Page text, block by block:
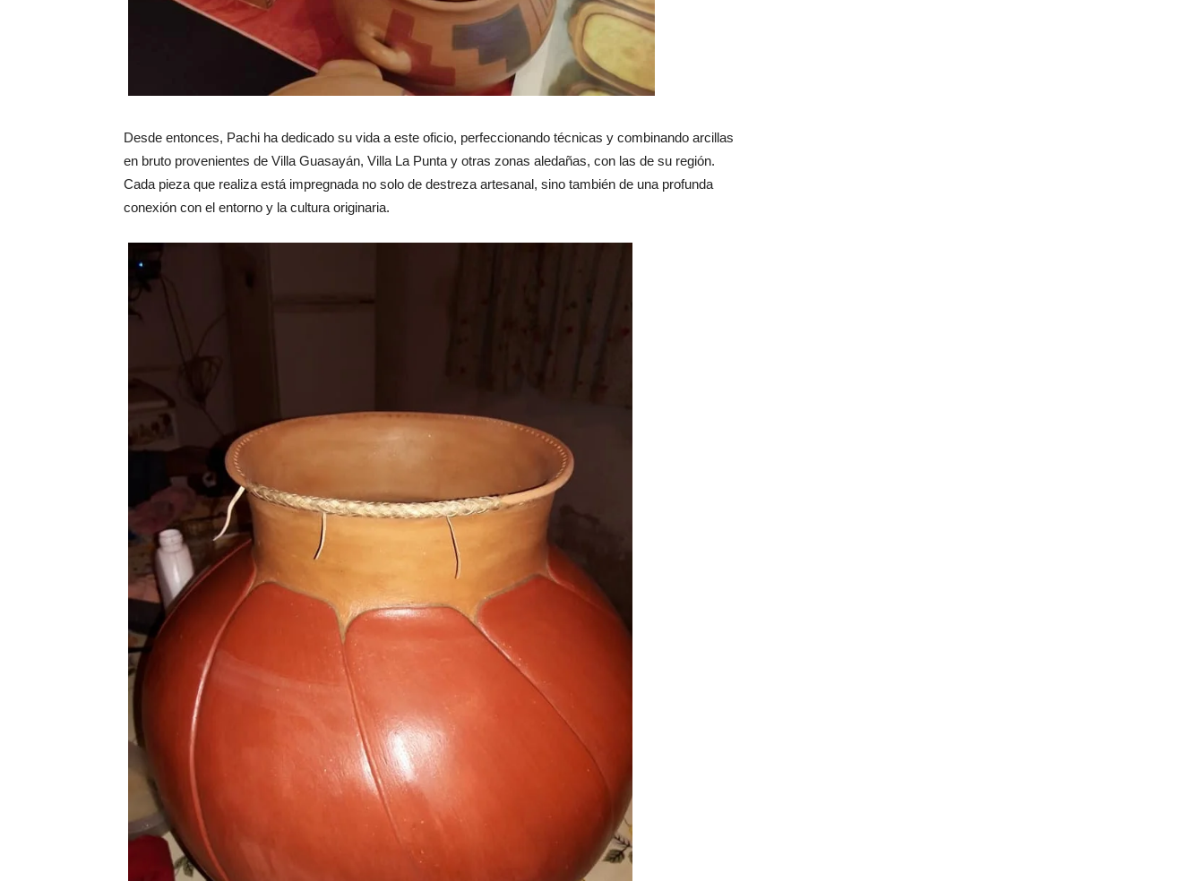
Desde entonces, Pachi ha dedicado su vida a este oficio, perfeccionando técnicas y combinando arcillas
en bruto provenientes de Villa Guasayán, Villa La Punta y otras zonas aledañas, con las de su región.
Cada pieza que realiza está impregnada no solo de destreza artesanal, sino también de una profunda
conexión con el entorno y la cultura originaria.